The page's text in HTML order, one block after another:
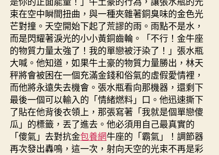
束在空中瞬間扭曲，與一種夾雜著銅臭味的金色光
芒對撞。天空開始下起了荒謬的雨。雨點不是水，
而是閃耀著淚光的小小黃銅齒輪。「不行！金牛座
的物質力量太強了！我的單戀被汙染了！」張水瓶
大喊。他知道，如果牛土豪的物質力量勝出，林天
秤將會被困在一個充滿金錢和俗氣的虛假愛情裡，
而他將永遠失去機會。張水瓶看向那機器，還剩下
最後一個可以輸入的「情緒燃料」口。他迅速撕下
了貼在他背後衣領上，那張寫著「我就是個單戀傻
瓜」的標籤，丟了進去。他必須用自己最真實的
「傻氣」去對抗金包養網牛座的「霸氣」！調節器
再次發出轟鳴，這一次，射向天空的光束不再是彩